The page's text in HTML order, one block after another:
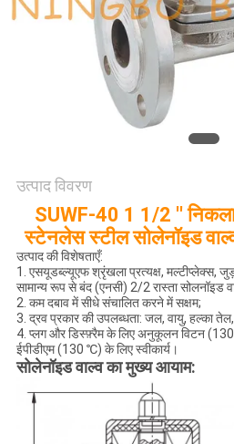
उत्पाद विवरण
SUWF-40 1 1/2 ''
स्टेनलेस स्टील सोलेनॉइड
उत्पाद की विशेषताएँ:
1. एसयूडब्ल्यूएफ श्रृंखला प्रत्यक्ष, मल्टीप्लेक्स,
सामान्य रूप से बंद (एनसी) 2/2 रास्ता सोलनॉइड
2. कम दबाव में सीधे संचालित करने में सक्षम;
3. द्रव प्रकार की उपलब्धता: जल, वायु, हल्का तेल,
4. प्लग और डिस्फ़्रैम के लिए अनुकूलन विटन
ईपीडीएम (130 ℃) के लिए स्वीकार्य।
सोलेनॉइड वाल्व का मुख्य आयाम: